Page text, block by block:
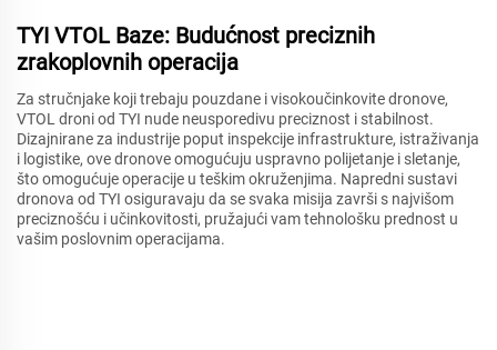
TYI VTOL Baze: Budućnost preciznih
zrakoplovnih operacija
Za stručnjake koji trebaju pouzdane i visokoučinkovite dronove,
VTOL droni od TYI nude neusporedivu preciznost i stabilnost.
Dizajnirane za industrije poput inspekcije infrastrukture, istraživanja
i logistike, ove dronove omogućuju uspravno polijetanje i sletanje,
što omogućuje operacije u teškim okruženjima. Napredni sustavi
dronova od TYI osiguravaju da se svaka misija završi s najvišom
preciznošću i učinkovitosti, pružajući vam tehnološku prednost u
vašim poslovnim operacijama.